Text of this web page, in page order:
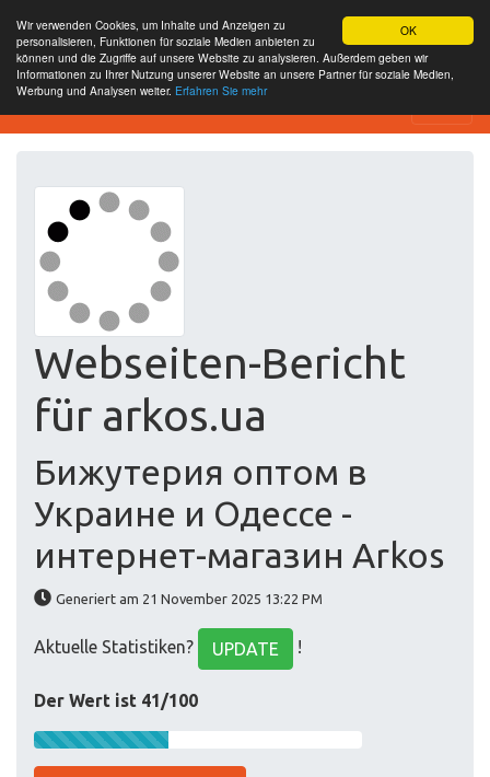
OK
Wir verwenden Cookies, um Inhalte und Anzeigen zu
personalisieren, Funktionen für soziale Medien anbieten zu
können und die Zugriffe auf unsere Website zu analysieren. Außerdem geben wir
Informationen zu Ihrer Nutzung unserer Website an unsere Partner für soziale Medien,
Werbung und Analysen weiter. Erfahren Sie mehr
Free SEO Testing Tool
Webseiten-Bericht
für arkos.ua
Бижутерия оптом в
Украине и Одессе -
интернет-магазин Arkos
Generiert am 21 November 2025 13:22 PM
Aktuelle Statistiken? UPDATE !
Der Wert ist 41/100